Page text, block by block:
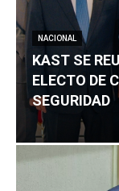
NACIONAL
KAST SE
ELECTO DE
SEGURIDAD